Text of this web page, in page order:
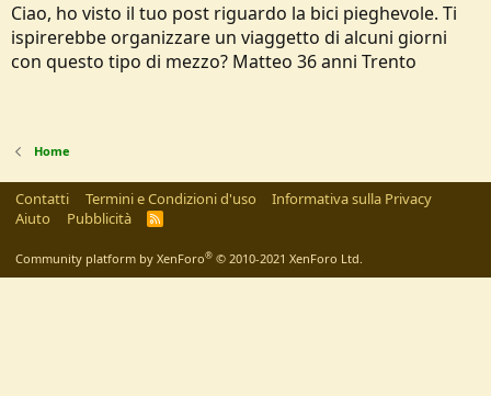
Ciao, ho visto il tuo post riguardo la bici pieghevole. Ti
ispirerebbe organizzare un viaggetto di alcuni giorni
con questo tipo di mezzo? Matteo 36 anni Trento
Home
Contatti Termini e Condizioni d'uso
Informativa sulla Privacy
Aiuto
Pubblicità
R
Community platform by XenForo® © 2010-2021 XenForo Ltd.